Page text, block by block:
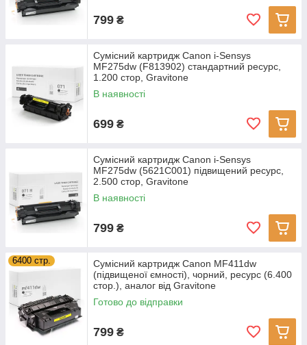
799 ₴
Сумісний картридж Canon i-Sensys
MF275dw (F813902) стандартний ресурс,
1.200 стор, Gravitone
В наявності
699 ₴
Сумісний картридж Canon i-Sensys
MF275dw (5621C001) підвищений ресурс,
2.500 стор, Gravitone
В наявності
799 ₴
6400 стр.
Сумісний картридж Canon MF411dw
(підвищеної ємності), чорний, ресурс (6.400
стор.), аналог від Gravitone
Готово до відправки
799 ₴